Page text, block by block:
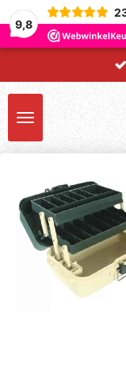
9,8